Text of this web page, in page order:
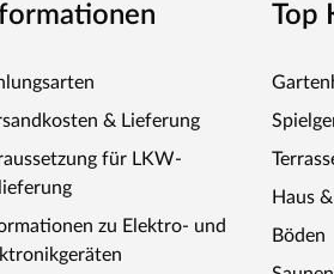
& Lieferung
für LKW-
zu Elektro- und
Top
Haus
Böden